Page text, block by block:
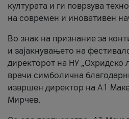
културата и ги поврзува
на современ и иновативен
Во знак на признание за
и зајакнувањето на
директорот на НУ „Охридско
врачи симболична
извршен директор на A1
Мирчев.